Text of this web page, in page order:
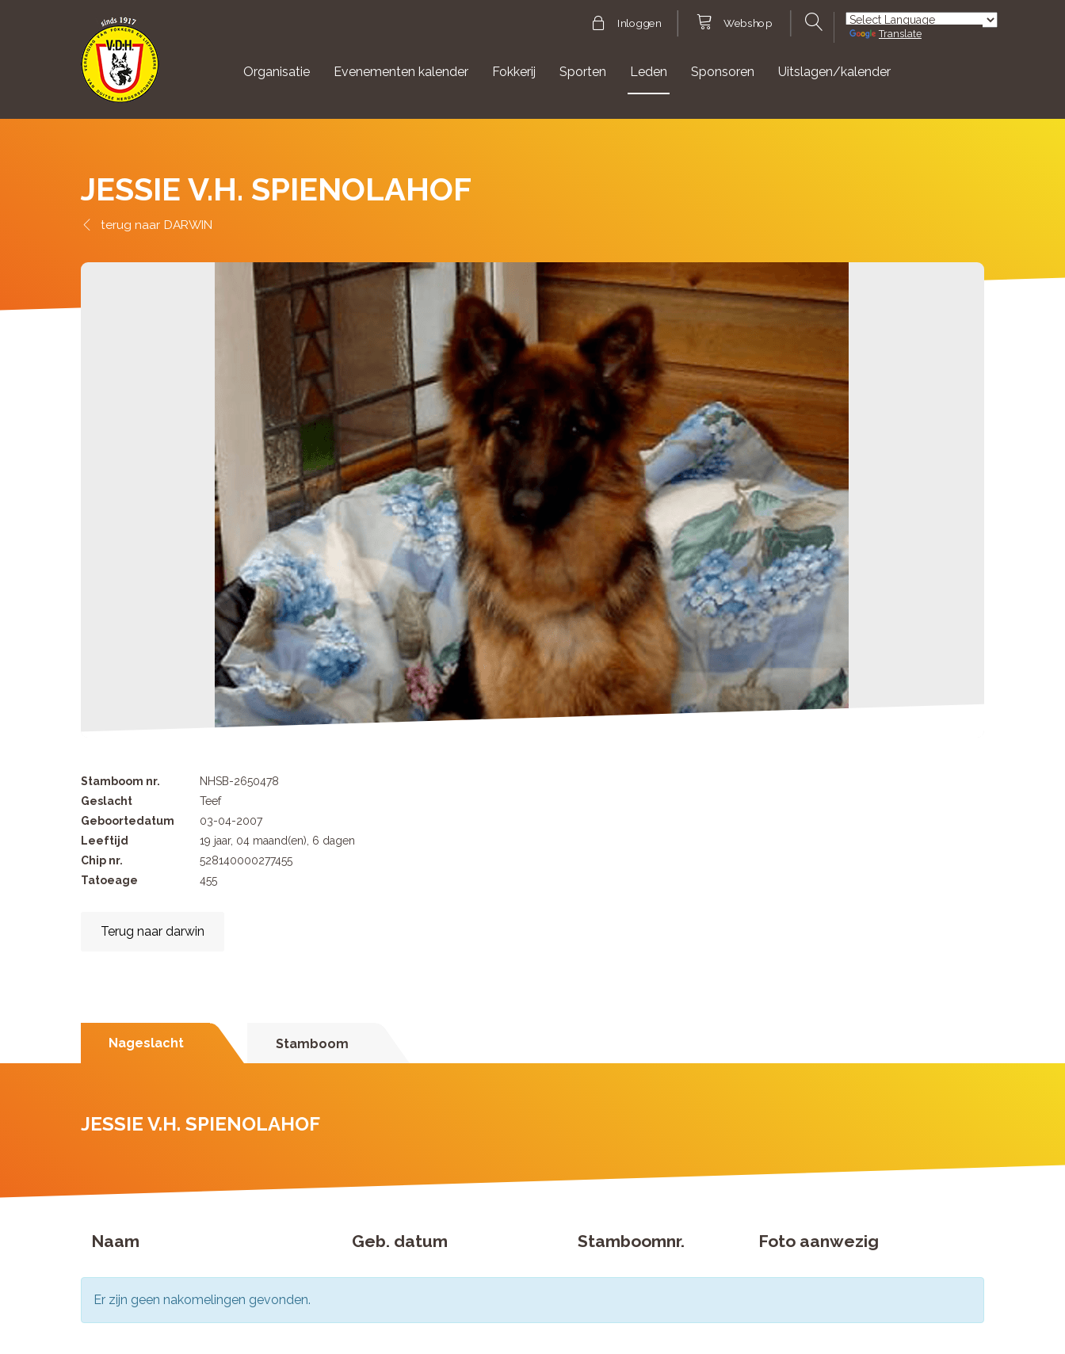
Inloggen Webshop
Powered by
Translate
Organisatie Evenementen kalender Fokkerij Sporten Leden Sponsoren Uitslagen/kalender
JESSIE V.H. SPIENOLAHOF
DARWIN
Stamboom nr.
NHSB-2650478
Geslacht
Teef
Geboortedatum
03-04-2007
Leeftijd
19 jaar, 04 maand(en), 6 dagen
Chip nr.
528140000277455
Tatoeage
455
Terug naar darwin
Nageslacht Stamboom
JESSIE V.H. SPIENOLAHOF
Naam Geb. datum Stamboomnr. Foto aanwezig
Er zijn geen nakomelingen gevonden.